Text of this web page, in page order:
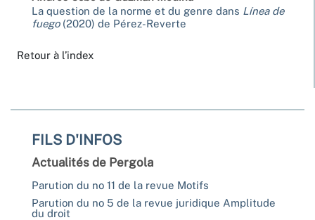
La question de la norme et du genre dans Línea de
fuego(2020) de Pérez-Reverte
Retour à l’index
FILS D'INFOS
Actualités de Pergola
Parution du no 11 de la revue Motifs
Parution du no 5 de la revue juridique Amplitude
du droit